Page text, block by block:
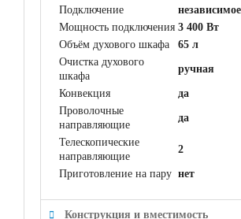
Подключение
независимое
Мощность подключения 3 400 Вт
Объём духового шкафа
65 л
Очистка духового
шкафа
ручная
Конвекция
да
Проволочные
направляющие
да
Телескопические
направляющие
2
Приготовление на пару нет
Конструкция и вместимость